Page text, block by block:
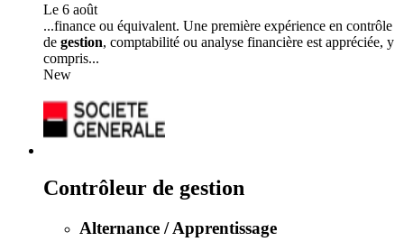
Le 6 août
...finance ou équivalent. Une première expérience en contrôle
de gestion, comptabilité ou analyse financière est appréciée, y
compris...
New
Contrôleur de gestion
Alternance / Apprentissage